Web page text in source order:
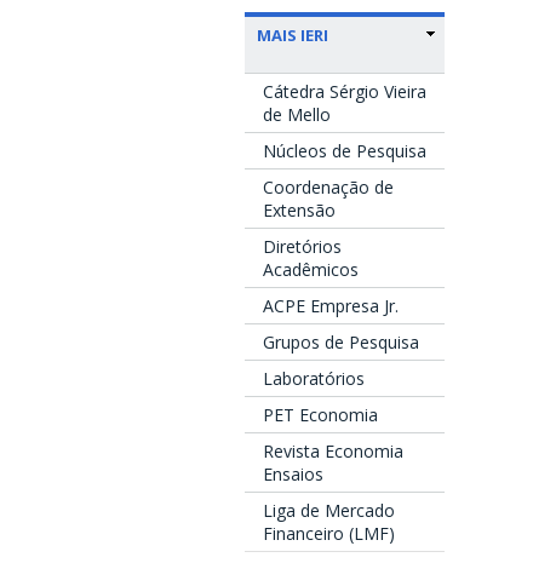
MAIS IERI
Cátedra Sérgio Vieira
de Mello
Núcleos de Pesquisa
Coordenação de
Extensão
Diretórios
Acadêmicos
ACPE Empresa Jr.
Grupos de Pesquisa
Laboratórios
PET Economia
Revista Economia
Ensaios
Liga de Mercado
Financeiro (LMF)